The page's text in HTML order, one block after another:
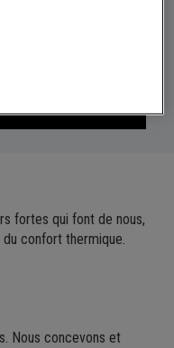
fortes qui font de nous,
confort thermique.
Nous concevons et